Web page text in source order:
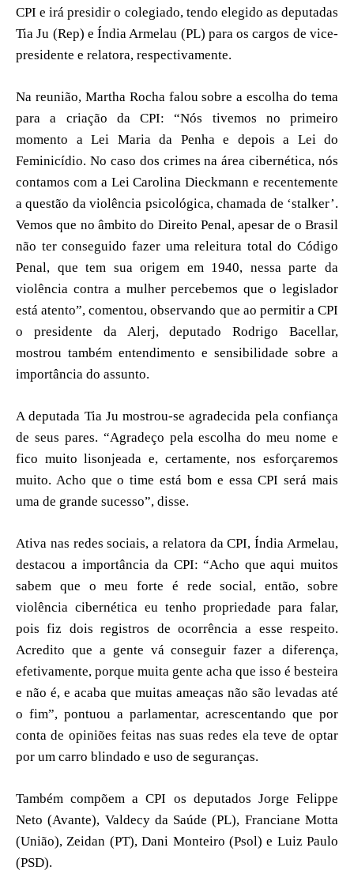
CPI e irá presidir o colegiado, tendo elegido as deputadas
Tia Ju (Rep) e Índia Armelau (PL) para os cargos de vice-
presidente e relatora, respectivamente.
Na reunião, Martha Rocha falou sobre a escolha do tema
para a criação da CPI: “Nós tivemos no primeiro
momento a Lei Maria da Penha e depois a Lei do
Feminicídio. No caso dos crimes na área cibernética, nós
contamos com a Lei Carolina Dieckmann e recentemente
a questão da violência psicológica, chamada de ‘stalker’.
Vemos que no âmbito do Direito Penal, apesar de o Brasil
não ter conseguido fazer uma releitura total do Código
Penal, que tem sua origem em 1940, nessa parte da
violência contra a mulher percebemos que o legislador
está atento”, comentou, observando que ao permitir a CPI
o presidente da Alerj, deputado Rodrigo Bacellar,
mostrou também entendimento e sensibilidade sobre a
importância do assunto.
A deputada Tia Ju mostrou-se agradecida pela confiança
de seus pares. “Agradeço pela escolha do meu nome e
fico muito lisonjeada e, certamente, nos esforçaremos
muito. Acho que o time está bom e essa CPI será mais
uma de grande sucesso”, disse.
Ativa nas redes sociais, a relatora da CPI, Índia Armelau,
destacou a importância da CPI: “Acho que aqui muitos
sabem que o meu forte é rede social, então, sobre
violência cibernética eu tenho propriedade para falar,
pois fiz dois registros de ocorrência a esse respeito.
Acredito que a gente vá conseguir fazer a diferença,
efetivamente, porque muita gente acha que isso é besteira
e não é, e acaba que muitas ameaças não são levadas até
o fim”, pontuou a parlamentar, acrescentando que por
conta de opiniões feitas nas suas redes ela teve de optar
por um carro blindado e uso de seguranças.
Também compõem a CPI os deputados Jorge Felippe
Neto (Avante), Valdecy da Saúde (PL), Franciane Motta
(União), Zeidan (PT), Dani Monteiro (Psol) e Luiz Paulo
(PSD).